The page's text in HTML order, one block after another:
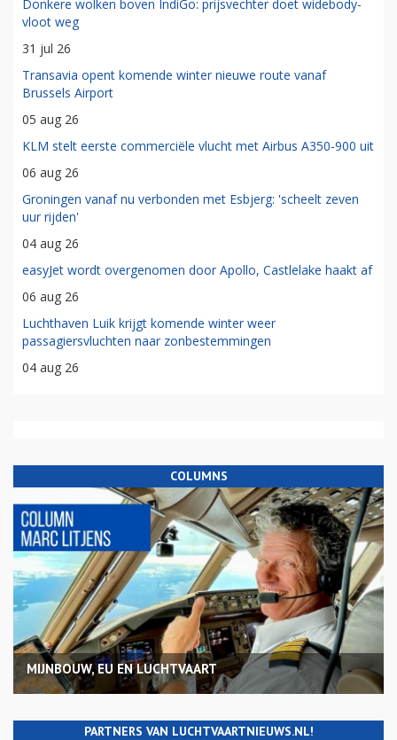
Donkere wolken boven IndiGo: prijsvechter doet widebody-
vloot weg
31 jul 26
Transavia opent komende winter nieuwe route vanaf
Brussels Airport
05 aug 26
KLM stelt eerste commerciële vlucht met Airbus A350-900 uit
06 aug 26
Groningen vanaf nu verbonden met Esbjerg: 'scheelt zeven
uur rijden'
04 aug 26
easyJet wordt overgenomen door Apollo, Castlelake haakt af
06 aug 26
Luchthaven Luik krijgt komende winter weer
passagiersvluchten naar zonbestemmingen
04 aug 26
COLUMNS
MIJNBOUW, EU EN LUCHTVAART
PARTNERS VAN LUCHTVAARTNIEUWS.NL!